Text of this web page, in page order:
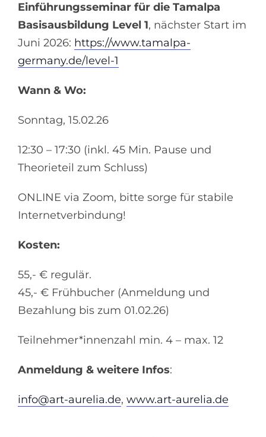
Einführungsseminar für die Tamalpa
Basisausbildung Level 1, nächster Start im
Juni 2026: https://www.tamalpa-
germany.de/level-1
Wann & Wo:
Sonntag, 15.02.26
12:30 – 17:30 (inkl. 45 Min. Pause und
Theorieteil zum Schluss)
ONLINE via Zoom, bitte sorge für stabile
Internetverbindung!
Kosten:
55,- € regulär.
45,- € Frühbucher (Anmeldung und
Bezahlung bis zum 01.02.26)
Teilnehmer*innenzahl min. 4 – max. 12
Anmeldung & weitere Infos:
info@art-aurelia.de, www.art-aurelia.de